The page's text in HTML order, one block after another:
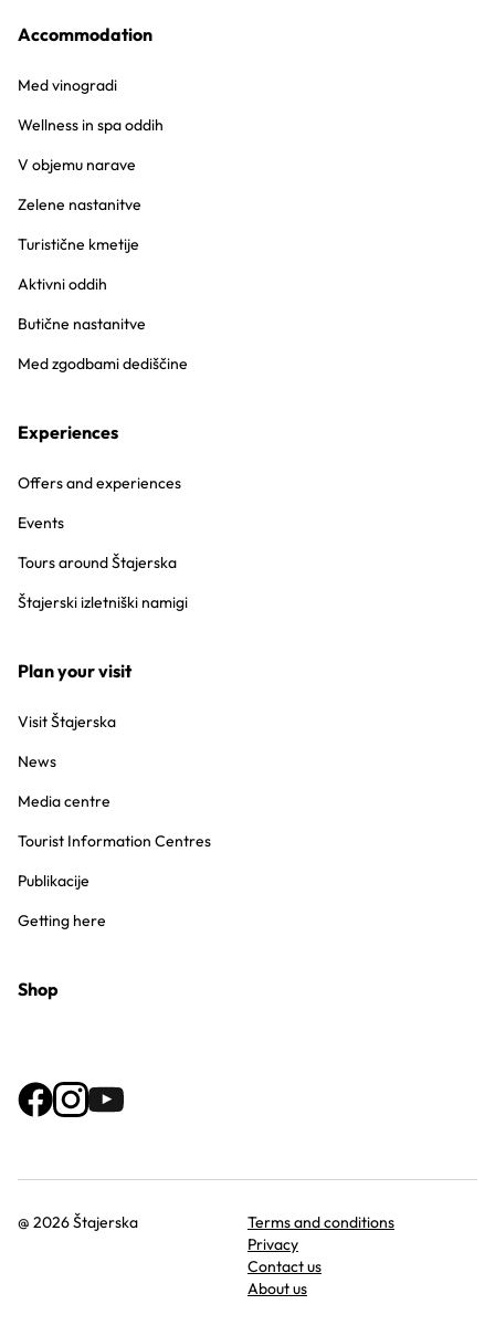
Accommodation
Med vinogradi
Wellness in spa oddih
V objemu narave
Zelene nastanitve
Turistične kmetije
Aktivni oddih
Butične nastanitve
Med zgodbami dediščine
Experiences
Offers and experiences
Events
Tours around Štajerska
Štajerski izletniški namigi
Plan your visit
Visit Štajerska
News
Media centre
Tourist Information Centres
Publikacije
Getting here
Shop
@ 2026 Štajerska
Terms and conditions
Privacy
Contact us
About us